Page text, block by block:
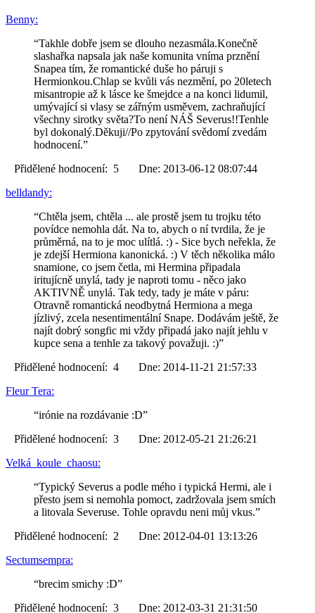
Benny:
“Takhle dobře jsem se dlouho nezasmála.Konečně
slashařka napsala jak naše komunita vníma prznění
Snapea tím, že romantické duše ho páruji s
Hermionkou.Chlap se kvůli vás nezmění, po 20letech
misantropie až k lásce ke šmejdce a na konci lidumil,
umývající si vlasy se zářným usměvem, zachraňující
všechny sirotky světa?To není NÁŠ Severus!!Tenhle
byl dokonalý.Děkuji//Po zpytování svědomí zvedám
hodnocení.”
Přidělené hodnocení: 5 Dne: 2013-06-12 08:07:44
belldandy:
“Chtěla jsem, chtěla ... ale prostě jsem tu trojku této
povídce nemohla dát. Na to, abych o ní tvrdila, že je
průměrná, na to je moc ulítlá. :) - Sice bych neřekla, že
je zdejší Hermiona kanonická. :) V těch několika málo
snamione, co jsem četla, mi Hermina připadala
iritujícně unylá, tady je naproti tomu - něco jako
AKTIVNĚ unylá. Tak tedy, tady je máte v páru:
Otravně romantická neodbytná Hermiona a mega
jízlivý, zcela nesentimentální Snape. Dodávám ještě, že
najít dobrý songfic mi vždy připadá jako najít jehlu v
kupce sena a tenhle za takový považuji. :)”
Přidělené hodnocení: 4 Dne: 2014-11-21 21:57:33
Fleur Tera:
“irónie na rozdávanie :D”
Přidělené hodnocení: 3 Dne: 2012-05-21 21:26:21
Velká_koule_chaosu:
“Typický Severus a podle mého i typická Hermi, ale i
přesto jsem si nemohla pomoct, zadržovala jsem smích
a litovala Severuse. Tohle opravdu neni můj vkus.”
Přidělené hodnocení: 2 Dne: 2012-04-01 13:13:26
Sectumsempra:
“brecim smichy :D”
Přidělené hodnocení: 3 Dne: 2012-03-31 21:31:50